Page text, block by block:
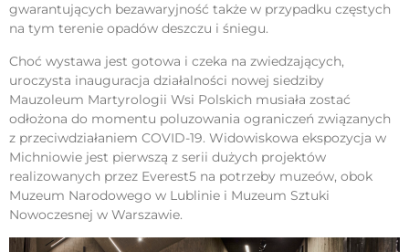
gwarantujących bezawaryjność także w przypadku częstych
na tym terenie opadów deszczu i śniegu.
Choć wystawa jest gotowa i czeka na zwiedzających,
uroczysta inauguracja działalności nowej siedziby
Mauzoleum Martyrologii Wsi Polskich musiała zostać
odłożona do momentu poluzowania ograniczeń związanych
z przeciwdziałaniem COVID-19. Widowiskowa ekspozycja w
Michniowie jest pierwszą z serii dużych projektów
realizowanych przez Everest5 na potrzeby muzeów, obok
Muzeum Narodowego w Lublinie i Muzeum Sztuki
Nowoczesnej w Warszawie.